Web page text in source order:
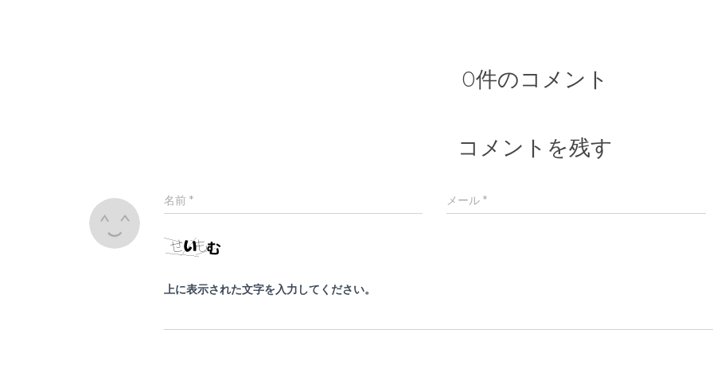
0件のコメント
コメントを残す
名前 * メール*
上に表示された文字を入力してください。